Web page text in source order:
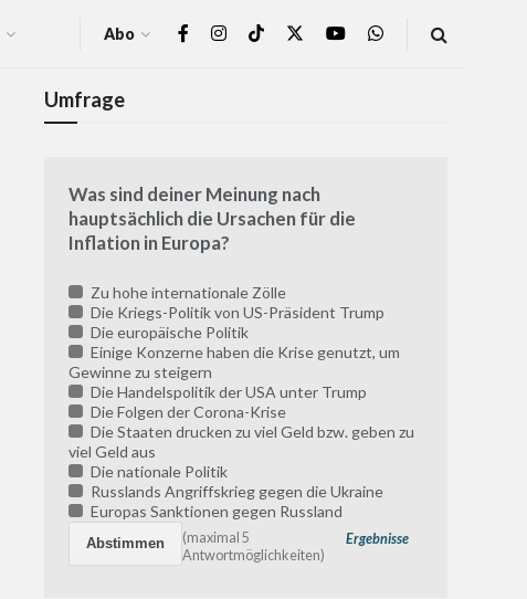
Abo
Umfrage
Was sind deiner Meinung nach
hauptsächlich die Ursachen für die
Inflation in Europa?
Zu hohe internationale Zölle
Die Kriegs-Politik von US-Präsident Trump
Die europäische Politik
Einige Konzerne haben die Krise genutzt, um
Gewinne zu steigern
Die Handelspolitik der USA unter Trump
Die Folgen der Corona-Krise
Die Staaten drucken zu viel Geld bzw. geben zu
viel Geld aus
Die nationale Politik
Russlands Angriffskrieg gegen die Ukraine
Europas Sanktionen gegen Russland
Ergebnisse
(maximal 5
Antwortmöglichkeiten)